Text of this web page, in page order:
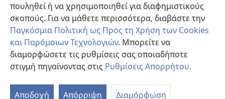
πουληθεί ή να χρησιμοποιηθεί για διαφημιστικούς
σκοπούς. Για να μάθετε περισσότερα, διαβάστε την
Παγκόσμια Πολιτική ως Προς τη Χρήση των Cookies
και Παρόμοιων Τεχνολογιών. Μπορείτε να
διαμορφώσετε τις ρυθμίσεις σας οποιαδήποτε
στιγμή πηγαίνοντας στις Ρυθμίσεις Απορρήτου.
Αποδοχή Απόρριψη Διαμόρφωση
Βιβλιοθήκη της Σκοπιάς
Copyright
© 2026 Watch Tower Bible and Tract Society of Pennsylvania.
ΟΡΟΙ ΧΡΗΣΗΣ |ΠΟΛΙΤΙΚΗ ΑΠΟΡΡΗΤΟΥ |ΡΥΘΜΙΣΕΙΣ ΑΠΟΡΡΗΤΟΥ